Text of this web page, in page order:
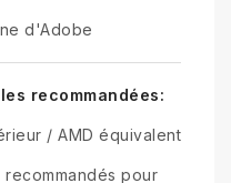
d'Adobe
recommandées:
/ AMD équivalent
recommandés pour